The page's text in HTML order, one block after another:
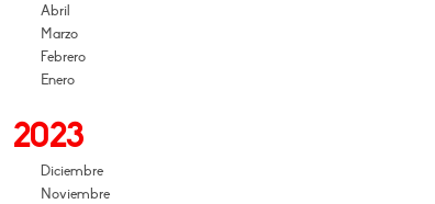
Abril
Marzo
Febrero
Enero
2023
Diciembre
Noviembre